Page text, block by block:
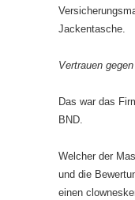
Jackentasche.
Vertrauen
Das war das
BND.
Welcher der
und die
einen